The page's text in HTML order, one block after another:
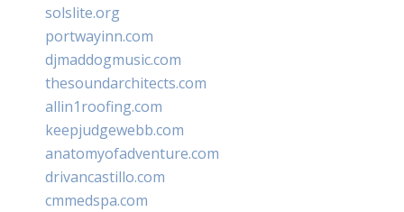
solslite.org
portwayinn.com
djmaddogmusic.com
thesoundarchitects.com
allin1roofing.com
keepjudgewebb.com
anatomyofadventure.com
drivancastillo.com
cmmedspa.com